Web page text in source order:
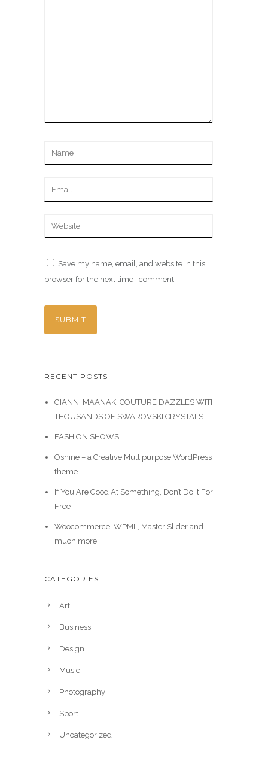
Save my name, email, and website in this
browser for the next time I comment.
RECENT POSTS
GIANNI MAANAKI COUTURE DAZZLES WITH
THOUSANDS OF SWAROVSKI CRYSTALS
FASHION SHOWS
Oshine – a Creative Multipurpose WordPress
theme
If You Are Good At Something, Don’t Do It For
Free
Woocommerce, WPML, Master Slider and
much more
CATEGORIES
Art
Business
Design
Music
Photography
Sport
Uncategorized